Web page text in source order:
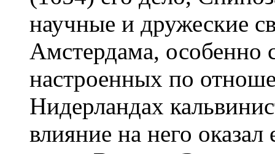
научные и дружеские
Амстердама, особенно
настроенных по
Нидерландах
влияние на него оказал